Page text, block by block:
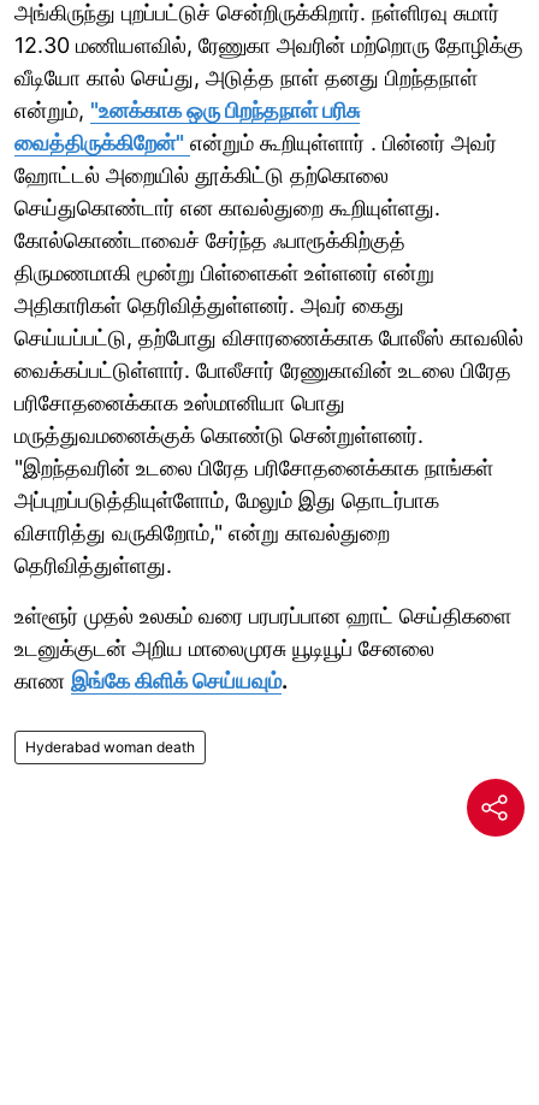
அங்கிருந்து புறப்பட்டுச் சென்றிருக்கிறார். நள்ளிரவு சுமார்
12.30 மணியளவில், ரேணுகா அவரின் மற்றொரு தோழிக்கு
வீடியோ கால் செய்து, அடுத்த நாள் தனது பிறந்தநாள்
என்றும், "உனக்காக ஒரு பிறந்தநாள் பரிசு
வைத்திருக்கிறேன்" என்றும் கூறியுள்ளார் . பின்னர் அவர்
ஹோட்டல் அறையில் தூக்கிட்டு தற்கொலை
செய்துகொண்டார் என காவல்துறை கூறியுள்ளது.
கோல்கொண்டாவைச் சேர்ந்த ஃபாரூக்கிற்குத்
திருமணமாகி மூன்று பிள்ளைகள் உள்ளனர் என்று
அதிகாரிகள் தெரிவித்துள்ளனர். அவர் கைது
செய்யப்பட்டு, தற்போது விசாரணைக்காக போலீஸ் காவலில்
வைக்கப்பட்டுள்ளார். போலீசார் ரேணுகாவின் உடலை பிரேத
பரிசோதனைக்காக உஸ்மானியா பொது
மருத்துவமனைக்குக் கொண்டு சென்றுள்ளனர்.
"இறந்தவரின் உடலை பிரேத பரிசோதனைக்காக நாங்கள்
அப்புறப்படுத்தியுள்ளோம், மேலும் இது தொடர்பாக
விசாரித்து வருகிறோம்," என்று காவல்துறை
தெரிவித்துள்ளது.
உள்ளூர் முதல் உலகம் வரை பரபரப்பான ஹாட் செய்திகளை
உடனுக்குடன் அறிய மாலைமுரசு யூடியூப் சேனலை
காண இங்கே கிளிக் செய்யவும்.
Hyderabad woman death